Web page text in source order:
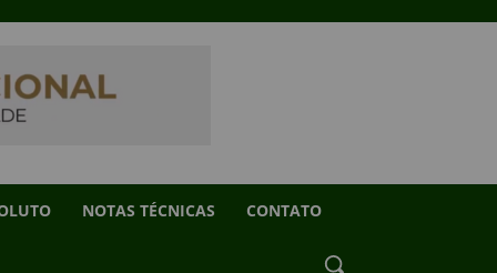
NOTAS TÉCNICAS CONTATO